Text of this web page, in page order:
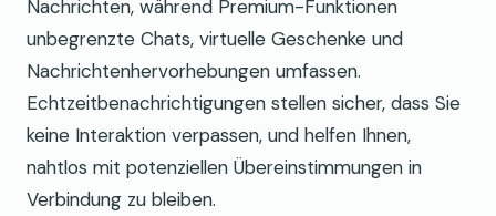
Nachrichten, während Premium-Funktionen
unbegrenzte Chats, virtuelle Geschenke und
Nachrichtenhervorhebungen umfassen.
Echtzeitbenachrichtigungen stellen sicher, dass Sie
keine Interaktion verpassen, und helfen Ihnen,
nahtlos mit potenziellen Übereinstimmungen in
Verbindung zu bleiben.